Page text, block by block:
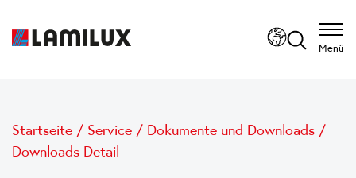
Menü
Startseite / Service / Dokumente und Downloads /
Downloads Detail